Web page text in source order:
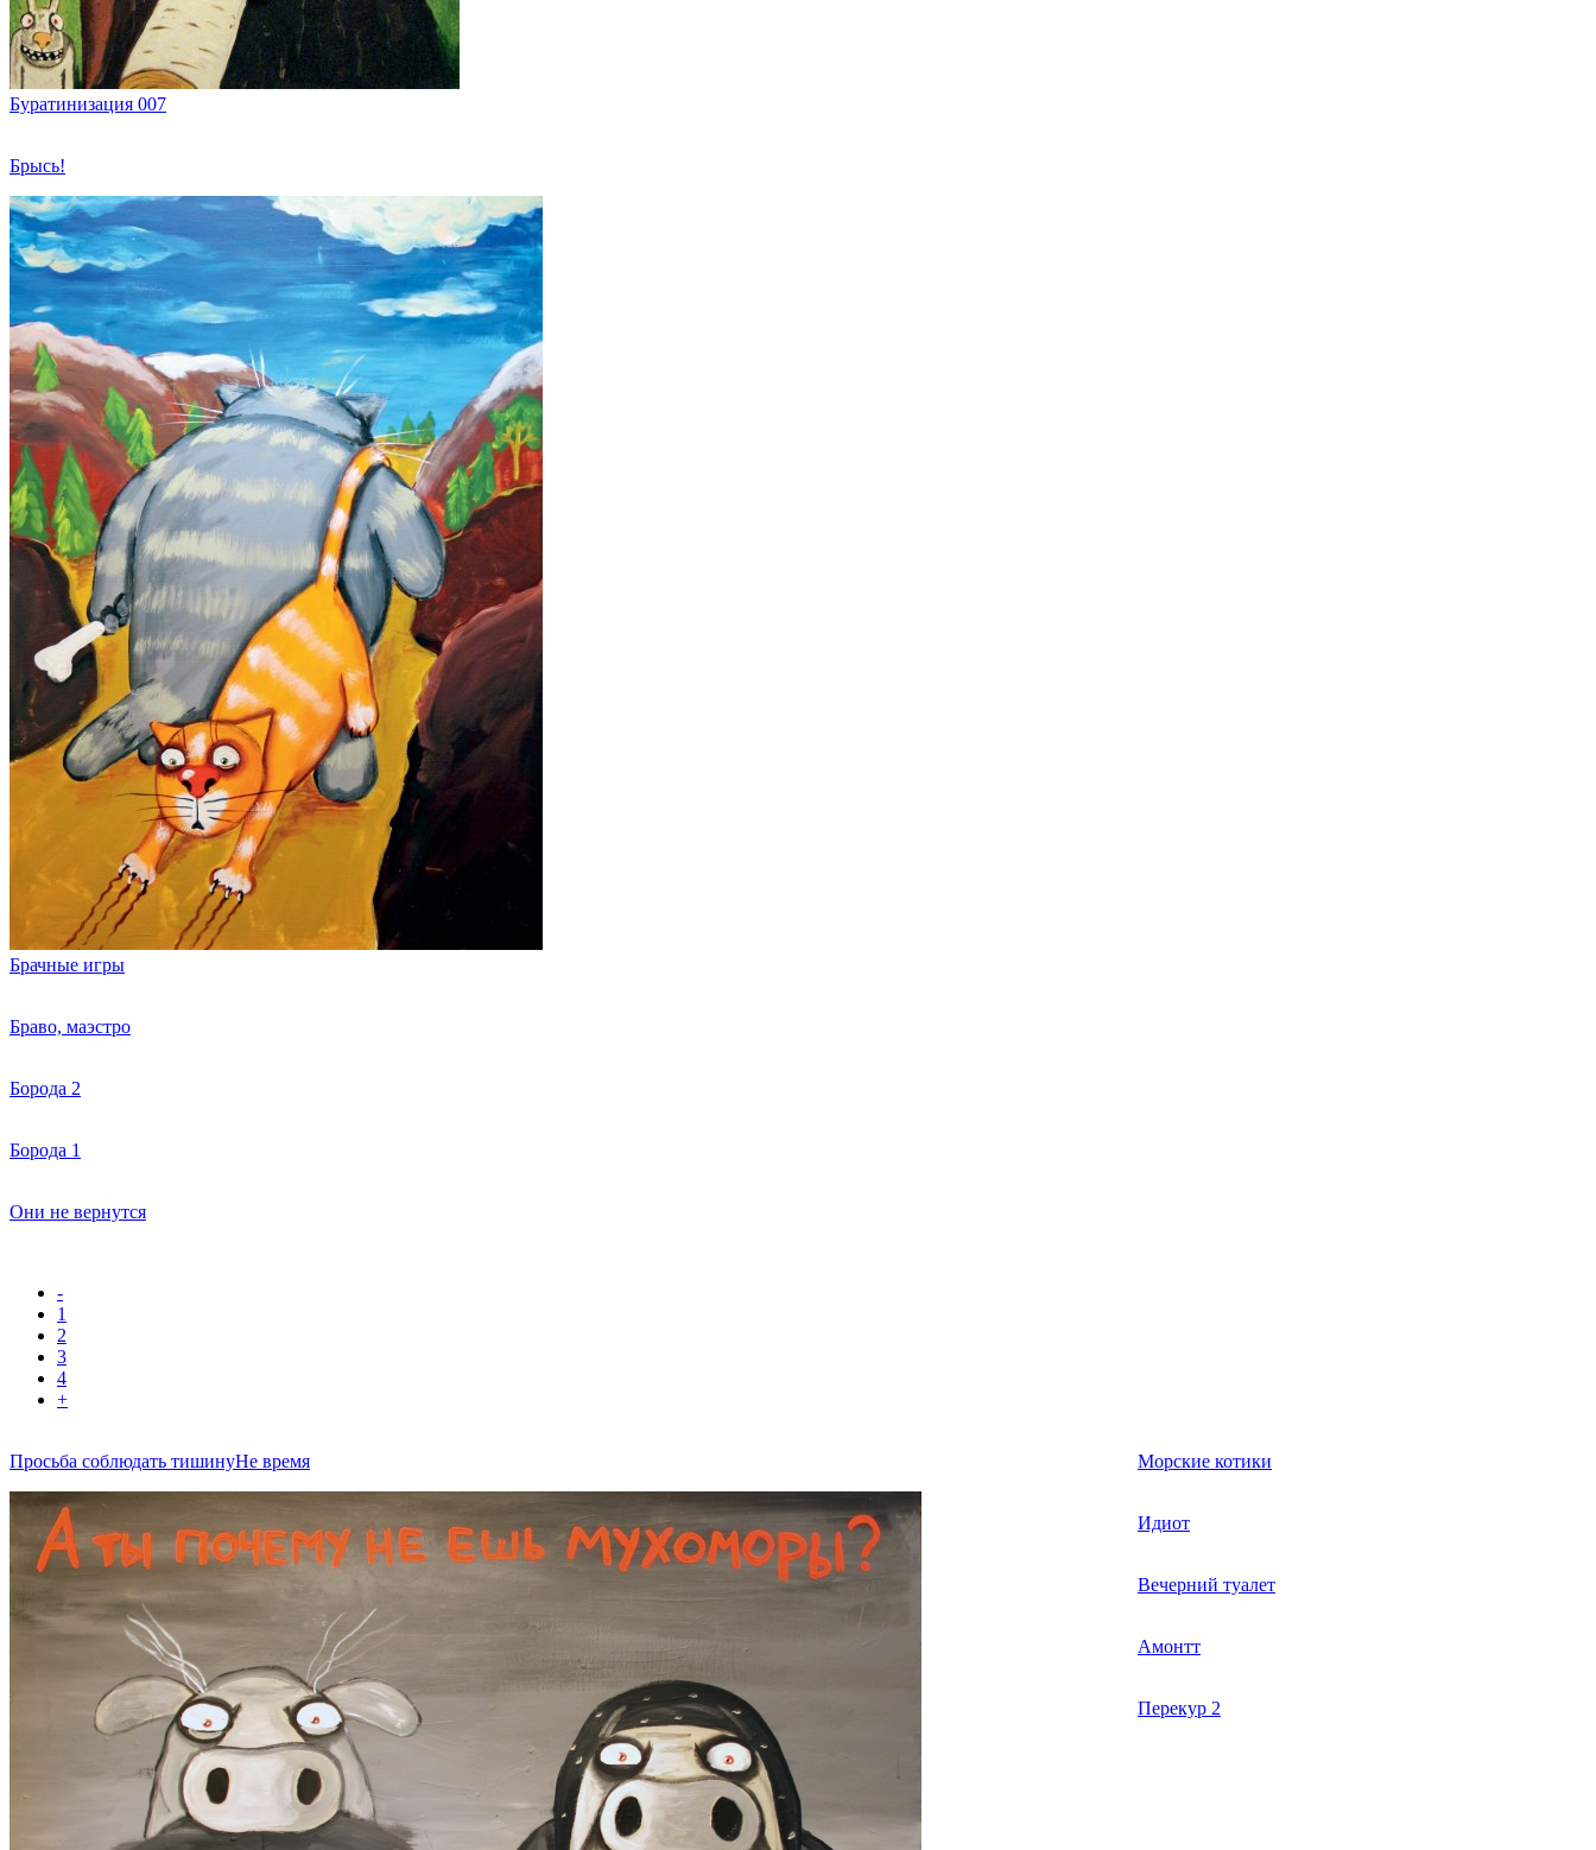
Буратинизация 007
Брысь!
Брачные игры
Браво, маэстро
Борода 2
Борода 1
Они не вернутся
-
1
2
3
4
+
Просьба соблюдать тишинуНе время Морские котики
Идиот
Вечерний туалет
Амонтт
Перекур 2